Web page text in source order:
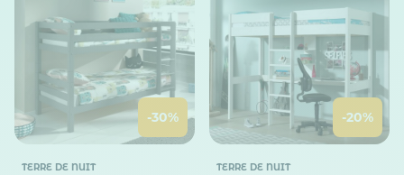
-30%
TERRE DE NUIT
-20%
TERRE DE NUIT